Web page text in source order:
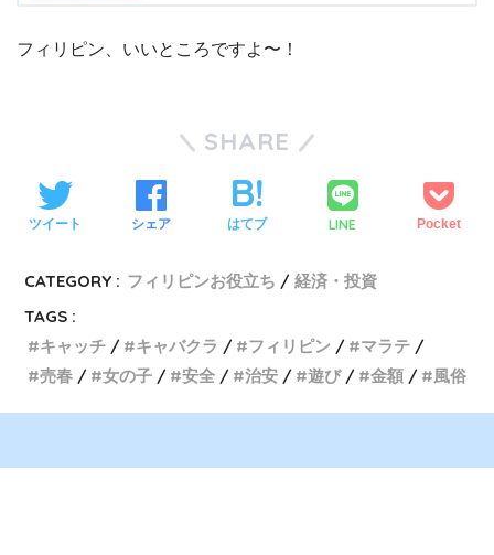
フィリピン、いいところですよ〜！
SHARE
ツイート シェア はてブ LINE Pocket
CATEGORY : フィリピンお役立ち
経済・投資
TAGS :
キャッチ
キャバクラ フィリピン
マラテ
売春
女の子 安全 治安 遊び 金額 風俗